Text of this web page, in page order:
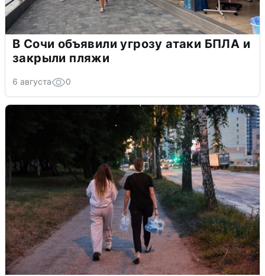
В Сочи объявили угрозу атаки БПЛА и
закрыли пляжи
6 августа 0